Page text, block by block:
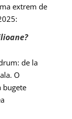
extrem de
de la
O
bugete